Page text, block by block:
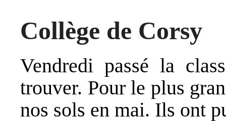
Collège de Corsy
Vendredi passé la
trouver. Pour le plus
nos sols en mai. Ils ont